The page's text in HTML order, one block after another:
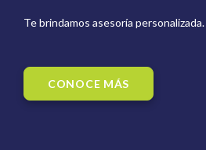
Te brindamos asesoría personalizada.
CONOCE MÁS